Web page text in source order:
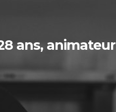
ans, animateur